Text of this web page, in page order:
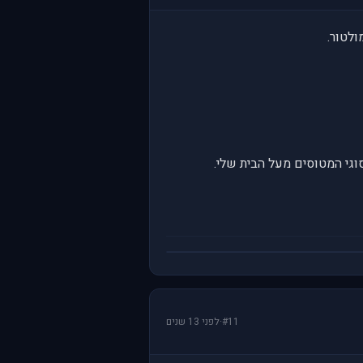
המטוסים מעל הבית שלי.
#11
·לפני 13 שנים